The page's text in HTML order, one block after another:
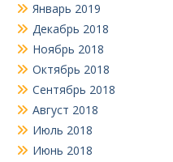
Январь 2019
Декабрь 2018
Ноябрь 2018
Октябрь 2018
Сентябрь 2018
Август 2018
Июль 2018
Июнь 2018